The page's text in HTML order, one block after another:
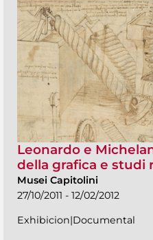
Leonardo e
della grafica e studi
Musei Capitolini
27/10/2011 - 12/02/2012
Exhibicion|Documental